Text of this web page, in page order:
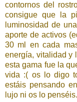
contornos del
consigue que la
luminosidad de
aporte de activos
30 ml en cada
energía, vitalidad y
esta gama fue la
vida :( os lo digo
estáis pensando
lujo ni os lo penséis.